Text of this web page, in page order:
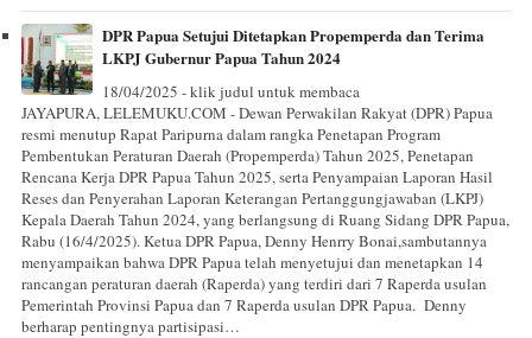
DPR Papua Setujui Ditetapkan Propemperda dan Terima
LKPJ Gubernur Papua Tahun 2024
18/04/2025 - klik judul untuk membaca
JAYAPURA, LELEMUKU.COM - Dewan Perwakilan Rakyat (DPR) Papua
resmi menutup Rapat Paripurna dalam rangka Penetapan Program
Pembentukan Peraturan Daerah (Propemperda) Tahun 2025, Penetapan
Rencana Kerja DPR Papua Tahun 2025, serta Penyampaian Laporan Hasil
Reses dan Penyerahan Laporan Keterangan Pertanggungjawaban (LKPJ)
Kepala Daerah Tahun 2024, yang berlangsung di Ruang Sidang DPR Papua,
Rabu (16/4/2025). Ketua DPR Papua, Denny Henrry Bonai,sambutannya
menyampaikan bahwa DPR Papua telah menyetujui dan menetapkan 14
rancangan peraturan daerah (Raperda) yang terdiri dari 7 Raperda usulan
Pemerintah Provinsi Papua dan 7 Raperda usulan DPR Papua. Denny
berharap pentingnya partisipasi…